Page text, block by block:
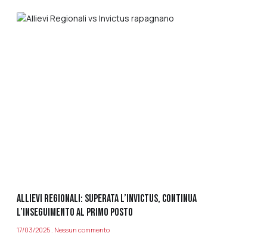
ALLIEVI REGIONALI: SUPERATA L’INVICTUS, CONTINUA
L’INSEGUIMENTO AL PRIMO POSTO
17/03/2025 Nessun commento